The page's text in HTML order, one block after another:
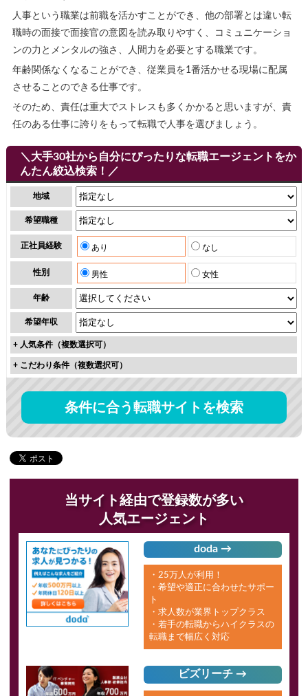
人事という職業は前職を活かすことができ、他の部署とは違い転
職時の面接で面接官の意図を読み取りやすく、コミュニケーショ
ンの力とメンタルの強さ、人間力を必要とする職業です。
年齢関係なくなることができ、従業員を1番活かせる現場に配属
させることのできる仕事です。
そのため、責任は重大でストレスも多くかかると思いますが、責
任のある仕事に誇りをもって転職で人事を選びましょう。
＼大手30社から自分にぴったりな転職エージェントをか
んたん絞込検索！／
地域
希望職種
正社員経験 あり なし
性別 男性 女性
年齢
希望年収
+ 人気条件（複数選択可）
+ こだわり条件（複数選択可）
条件に合う転職サイトを検索
当サイト経由で登録数が多い
人気エージェント
doda →
・25万人が利用！
・希望や適正に合わせたサポー
ト
・求人数が業界トップクラス
・若手の転職からハイクラスの
転職まで幅広く対応
ビズリーチ →